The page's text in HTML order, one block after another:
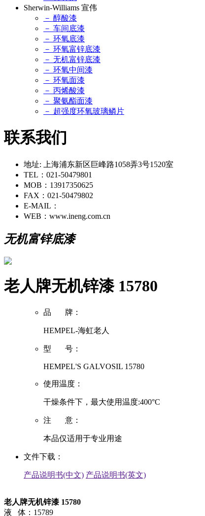
Sherwin-Williams 宣伟
－ 醇酸漆
－ 车间底漆
－ 环氧底漆
－ 环氧富锌底漆
－ 无机富锌底漆
－ 环氧中间漆
－ 环氧面漆
－ 丙烯酸漆
－ 聚氨酯面漆
－ 超强度环氧玻璃鳞片
联系我们
地址: 上海浦东新区巨峰路1058弄3号1520室
TEL：021-50479801
MOB：13917350625
FAX：021-50479802
E-MAIL：
WEB：www.ineng.com.cn
无机富锌底漆
老人牌无机锌漆 15780
品 牌：
HEMPEL-海虹老人
型 号：
HEMPEL'S GALVOSIL 15780
使用温度：
干燥条件下，最大使用温度:400°C
注 意：
本品仅适用于专业用途
文件下载：
产品说明书(中文) 产品说明书(英文)
老人牌无机锌漆 15780
液 体：15789